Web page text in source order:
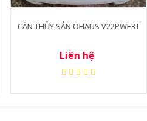
CÂN ĐIỆN TỬ KHÁNG NƯỚC HIỆU
9.999₫